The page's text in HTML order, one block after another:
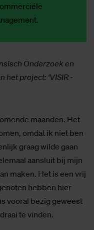
Onderzoek en
het project: ‘VISIR -
maanden. Het
omdat ik niet ben
graag wilde gaan
aansluit bij mijn
maken. Het is een vrij
hebben hier
vooral bezig geweest
te vinden.